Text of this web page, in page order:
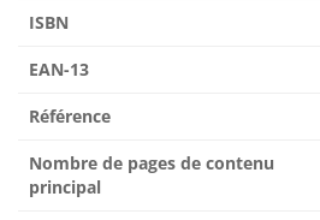
ISBN
EAN-13
Référence
Nombre de pages de contenu
principal